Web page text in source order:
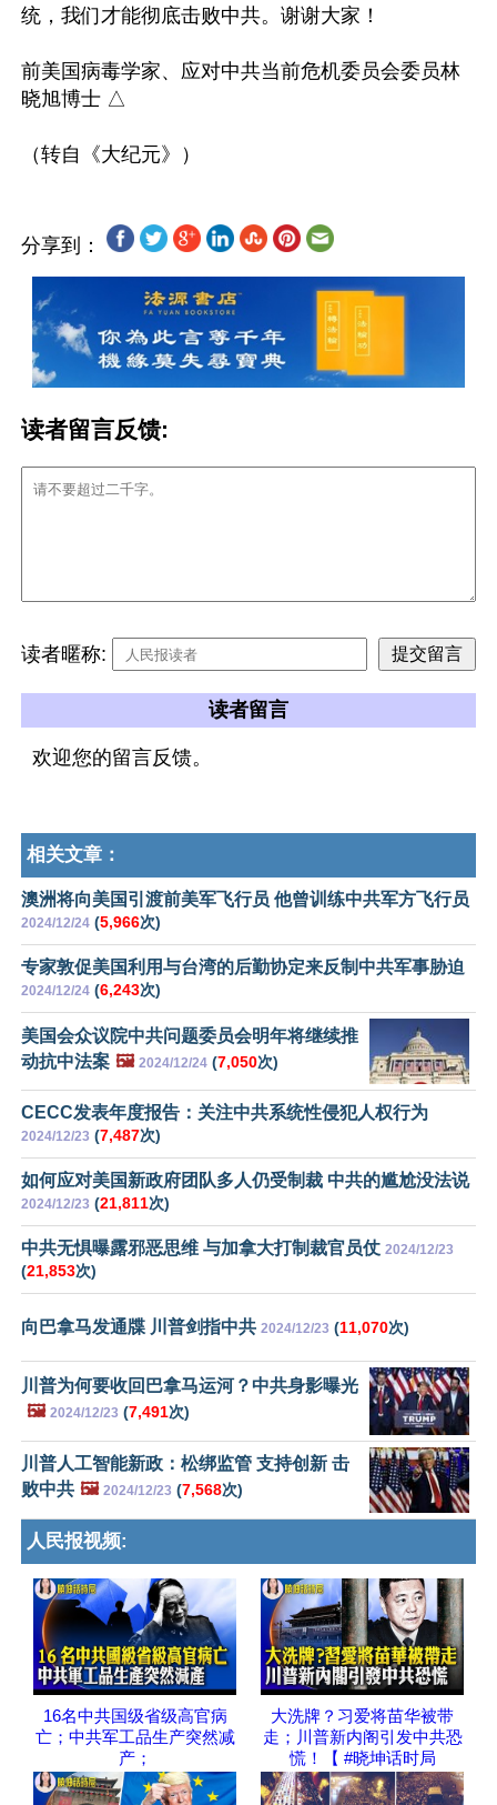
统，我们才能彻底击败中共。谢谢大家！
前美国病毒学家、应对中共当前危机委员会委员林
晓旭博士 △
分享到：
读者留言反馈:
读者暱称:
读者留言
欢迎您的留言反馈。
相关文章：
澳洲将向美国引渡前美军飞行员 他曾训练中共军方飞行员
2024/12/24 (5,966次)
专家敦促美国利用与台湾的后勤协定来反制中共军事胁迫
2024/12/24 (6,243次)
美国会众议院中共问题委员会明年将继续推
动抗中法案 🖼️ 2024/12/24 (7,050次)
CECC发表年度报告：关注中共系统性侵犯人权行为
2024/12/23 (7,487次)
如何应对美国新政府团队多人仍受制裁 中共的尴尬没法说
2024/12/23 (21,811次)
中共无惧曝露邪恶思维 与加拿大打制裁官员仗 2024/12/23
(21,853次)
向巴拿马发通牒 川普剑指中共 2024/12/23 (11,070次)
川普为何要收回巴拿马运河？中共身影曝光
🖼️ 2024/12/23 (7,491次)
川普人工智能新政：松绑监管 支持创新 击
败中共 🖼️ 2024/12/23 (7,568次)
人民报视频:
16名中共国级省级高官病
亡；中共军工品生产突然减
产；
大洗牌？习爱将苗华被带
走；川普新内阁引发中共恐
慌！【 #晓坤话时局